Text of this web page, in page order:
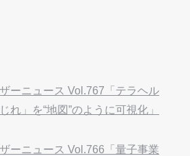
ーニュース Vol.767「テラヘル
れ」を“地図”のように可視化」
ーニュース Vol.766「量子事業